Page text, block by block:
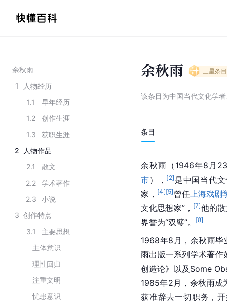
余秋雨
1
人物经历
1.1
早年经历
1.2
创作生涯
1.3
获职生涯
2
人物作品
2.1
散文
2.2
学术著作
2.3
小说
3 创作特点
3.1
主要思想
主体意识
理性回归
注重文明
忧患意识
余秋雨 三星条目
该条目为中国当代文化学
条目
余秋雨（1946年8月
市）， [2] 是中国当代
家， [4][5] 曾任上海戏剧
文化思想家”， [7]他的
界誉为“双璧”。
[8]
1968年8月，余秋雨毕
雨出版一系列学术著作
创造论》以及Some
1985年2月，余秋雨成
获准辞去一切职务，